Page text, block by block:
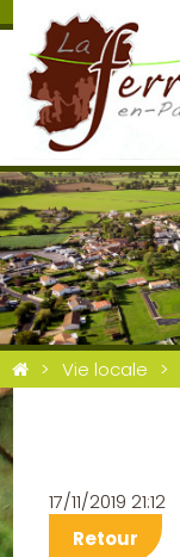
Vie locale
17/11/2019 21:12
Retour